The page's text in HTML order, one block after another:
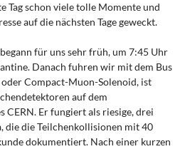
Tag schon viele tolle Momente und
auf die nächsten Tage geweckt.
für uns sehr früh, um 7:45 Uhr
Danach fuhren wir mit dem Bus
oder Compact-Muon-Solenoid, ist
auf dem
CERN. Er fungiert als riesige, drei
die die Teilchenkollisionen mit 40
dokumentiert. Nach einer kurzen